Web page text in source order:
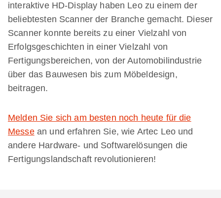
interaktive HD-Display haben Leo zu einem der
beliebtesten Scanner der Branche gemacht. Dieser
Scanner konnte bereits zu einer Vielzahl von
Erfolgsgeschichten in einer Vielzahl von
Fertigungsbereichen, von der Automobilindustrie
über das Bauwesen bis zum Möbeldesign,
beitragen.
Melden Sie sich am besten noch heute für die
Messean und erfahren Sie, wie Artec Leo und
andere Hardware- und Softwarelösungen die
Fertigungslandschaft revolutionieren!